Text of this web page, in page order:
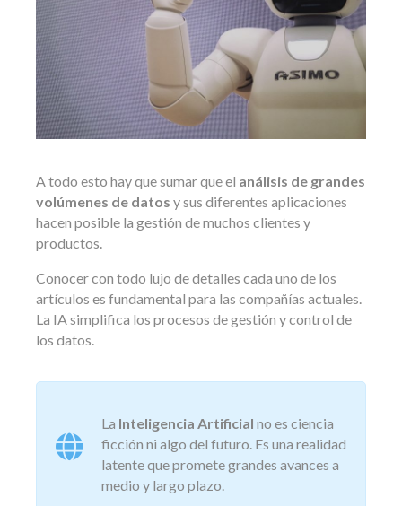
A todo esto hay que sumar que el análisis de grandes
volúmenes de datos y sus diferentes aplicaciones
hacen posible la gestión de muchos clientes y
productos.
Conocer con todo lujo de detalles cada uno de los
artículos es fundamental para las compañías actuales.
La IA simplifica los procesos de gestión y control de
los datos.
La Inteligencia Artificial no es ciencia
ficción ni algo del futuro. Es una realidad
latente que promete grandes avances a
medio y largo plazo.